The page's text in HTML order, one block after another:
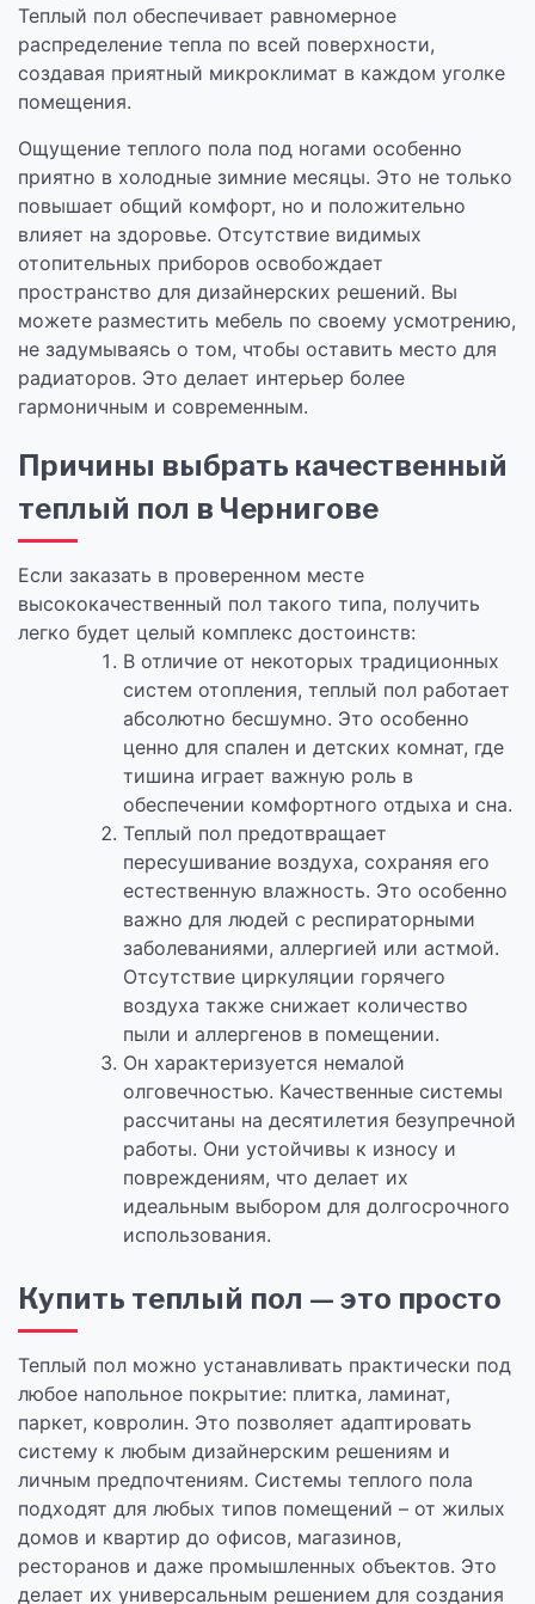
Теплый пол обеспечивает равномерное
распределение тепла по всей поверхности,
создавая приятный микроклимат в каждом уголке
помещения.
Ощущение теплого пола под ногами особенно
приятно в холодные зимние месяцы. Это не только
повышает общий комфорт, но и положительно
влияет на здоровье. Отсутствие видимых
отопительных приборов освобождает
пространство для дизайнерских решений. Вы
можете разместить мебель по своему усмотрению,
не задумываясь о том, чтобы оставить место для
радиаторов. Это делает интерьер более
гармоничным и современным.
Причины выбрать качественный
теплый пол в Чернигове
Если заказать в проверенном месте
высококачественный пол такого типа, получить
легко будет целый комплекс достоинств:
В отличие от некоторых традиционных
систем отопления, теплый пол работает
абсолютно бесшумно. Это особенно
ценно для спален и детских комнат, где
тишина играет важную роль в
обеспечении комфортного отдыха и сна.
Теплый пол предотвращает
пересушивание воздуха, сохраняя его
естественную влажность. Это особенно
важно для людей с респираторными
заболеваниями, аллергией или астмой.
Отсутствие циркуляции горячего
воздуха также снижает количество
пыли и аллергенов в помещении.
Он характеризуется немалой
олговечностью. Качественные системы
рассчитаны на десятилетия безупречной
работы. Они устойчивы к износу и
повреждениям, что делает их
идеальным выбором для долгосрочного
использования.
Купить теплый пол — это просто
Теплый пол можно устанавливать практически под
любое напольное покрытие: плитка, ламинат,
паркет, ковролин. Это позволяет адаптировать
систему к любым дизайнерским решениям и
личным предпочтениям. Системы теплого пола
подходят для любых типов помещений – от жилых
домов и квартир до офисов, магазинов,
ресторанов и даже промышленных объектов. Это
делает их универсальным решением для создания